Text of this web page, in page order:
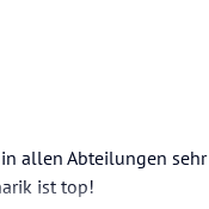
allen Abteilungen
ist top!